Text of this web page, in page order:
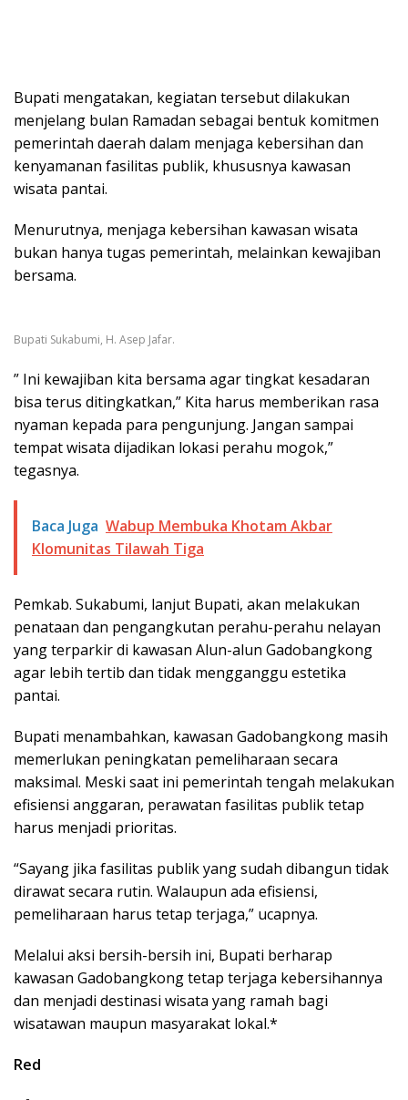
Bupati mengatakan, kegiatan tersebut dilakukan
menjelang bulan Ramadan sebagai bentuk komitmen
pemerintah daerah dalam menjaga kebersihan dan
kenyamanan fasilitas publik, khususnya kawasan
wisata pantai.
Menurutnya, menjaga kebersihan kawasan wisata
bukan hanya tugas pemerintah, melainkan kewajiban
bersama.
Bupati Sukabumi, H. Asep Jafar.
” Ini kewajiban kita bersama agar tingkat kesadaran
bisa terus ditingkatkan,” Kita harus memberikan rasa
nyaman kepada para pengunjung. Jangan sampai
tempat wisata dijadikan lokasi perahu mogok,”
tegasnya.
Baca Juga Wabup Membuka Khotam Akbar
Klomunitas Tilawah Tiga
Pemkab. Sukabumi, lanjut Bupati, akan melakukan
penataan dan pengangkutan perahu-perahu nelayan
yang terparkir di kawasan Alun-alun Gadobangkong
agar lebih tertib dan tidak mengganggu estetika
pantai.
Bupati menambahkan, kawasan Gadobangkong masih
memerlukan peningkatan pemeliharaan secara
maksimal. Meski saat ini pemerintah tengah melakukan
efisiensi anggaran, perawatan fasilitas publik tetap
harus menjadi prioritas.
“Sayang jika fasilitas publik yang sudah dibangun tidak
dirawat secara rutin. Walaupun ada efisiensi,
pemeliharaan harus tetap terjaga,” ucapnya.
Melalui aksi bersih-bersih ini, Bupati berharap
kawasan Gadobangkong tetap terjaga kebersihannya
dan menjadi destinasi wisata yang ramah bagi
wisatawan maupun masyarakat lokal.*
Red